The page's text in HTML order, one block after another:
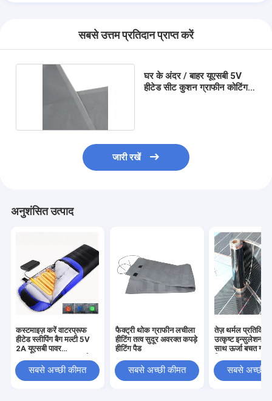
सबसे उत्तम प्रतिदान प्राप्त करें
घर के अंदर / बाहर यूएसबी 5V
हीटेड सीट कुशन ग्राफीन कोटिंग
जारी रखें
अनुशंसित उत्पाद
कस्टमाइज़ करें वाटरप्रूफ
हीटेड स्लीपिंग बैग मल्टी 5V
2A यूएसबी पावर
हीटेड स्लीपिंग बैग कैम्पिंग के
लिए
सबसे अच्छी कीमत
फैक्ट्री थोक ग्राफीन लचीला
हीटिंग तत्व सुदूर अवरक्त कपड़े
हीटिंग पैड
सबसे अच्छी कीमत
तेज़ थर्मल
उत्कृष्ट इन्सुलेशन
साथ ऊर्जा बचत
सबसे अच्छी